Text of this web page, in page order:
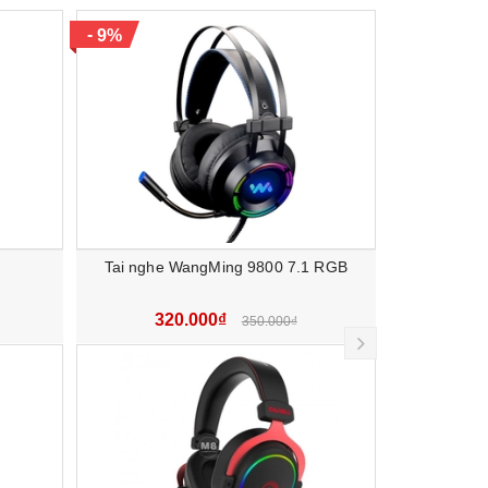
-9%
Tai nghe WangMing 9800 7.1 RGB
320.000₫ 350.000₫